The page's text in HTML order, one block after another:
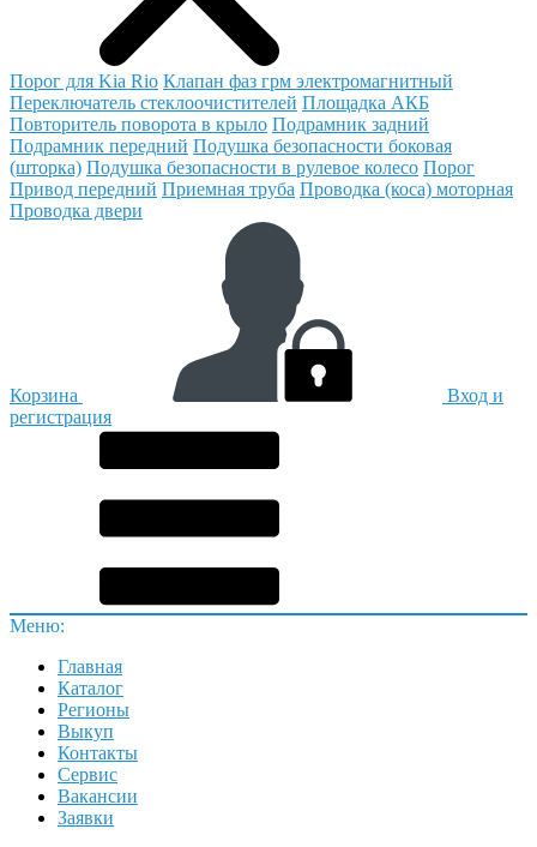
Порог для Kia Rio Клапан фаз грм электромагнитный
Переключатель стеклоочистителей Площадка АКБ
Повторитель поворота в крыло Подрамник задний
Подрамник передний Подушка безопасности боковая
(шторка) Подушка безопасности в рулевое колесо Порог
Привод передний Приемная труба Проводка (коса) моторная
Проводка двери
Корзина
Вход и
регистрация
Меню:
Главная
Каталог
Регионы
Выкуп
Контакты
Сервис
Вакансии
Заявки